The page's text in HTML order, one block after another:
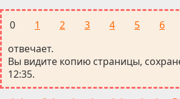
0 1 2 3 4 5 6
отвечает.
Вы видите копию страницы,
12:35.